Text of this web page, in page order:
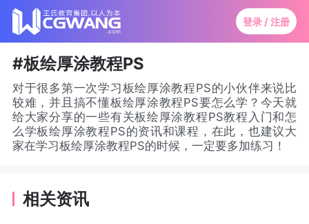
登录 / 注册
#板绘厚涂教程PS
对于很多第一次学习板绘厚涂教程PS的小伙伴来说比
较难，并且搞不懂板绘厚涂教程PS要怎么学？今天就
给大家分享的一些有关板绘厚涂教程PS教程入门和怎
么学板绘厚涂教程PS的资讯和课程，在此，也建议大
家在学习板绘厚涂教程PS的时候，一定要多加练习！
相关资讯